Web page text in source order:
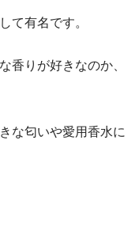
て有名です。
香りが好きなのか、
な匂いや愛用香水に